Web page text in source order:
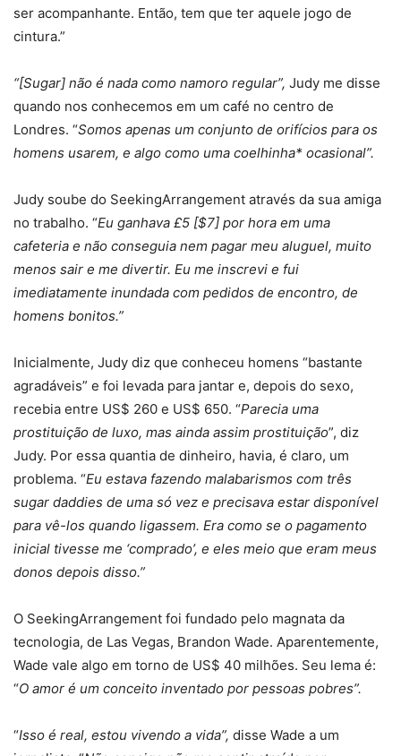
ser acompanhante. Então, tem que ter aquele jogo de
cintura.”
“[Sugar] não é nada como namoro regular”, Judy me disse
quando nos conhecemos em um café no centro de
Londres. “Somos apenas um conjunto de orifícios para os
homens usarem, e algo como uma coelhinha* ocasional”.
Judy soube do SeekingArrangement através da sua amiga
no trabalho. “Eu ganhava £5 [$7] por hora em uma
cafeteria e não conseguia nem pagar meu aluguel, muito
menos sair e me divertir. Eu me inscrevi e fui
imediatamente inundada com pedidos de encontro, de
homens bonitos.”
Inicialmente, Judy diz que conheceu homens “bastante
agradáveis” e foi levada para jantar e, depois do sexo,
recebia entre US$ 260 e US$ 650. “Parecia uma
prostituição de luxo, mas ainda assim prostituição”, diz
Judy. Por essa quantia de dinheiro, havia, é claro, um
problema. “Eu estava fazendo malabarismos com três
sugar daddies de uma só vez e precisava estar disponível
para vê-los quando ligassem. Era como se o pagamento
inicial tivesse me ‘comprado’, e eles meio que eram meus
donos depois disso.”
O SeekingArrangement foi fundado pelo magnata da
tecnologia, de Las Vegas, Brandon Wade. Aparentemente,
Wade vale algo em torno de US$ 40 milhões. Seu lema é:
“O amor é um conceito inventado por pessoas pobres”.
“Isso é real, estou vivendo a vida”, disse Wade a um